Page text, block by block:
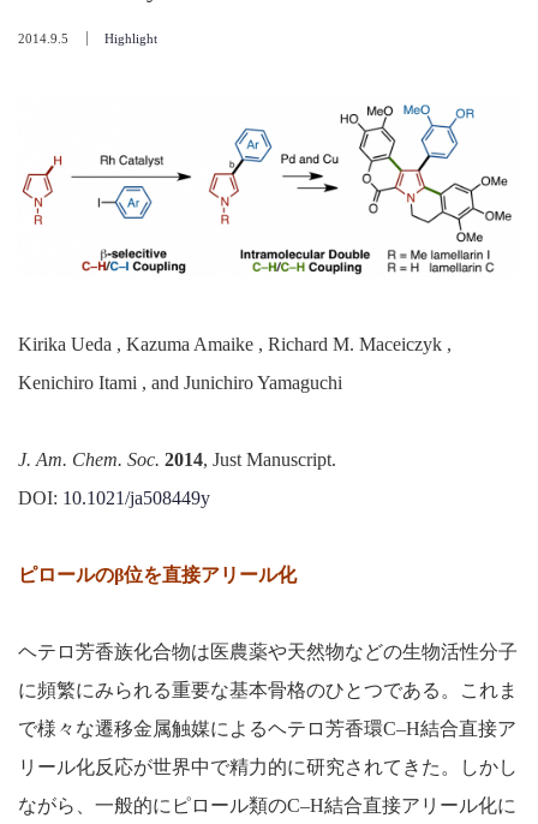
2014.9.5 Highlight
Kirika Ueda , Kazuma Amaike , Richard M. Maceiczyk ,
Kenichiro Itami , and Junichiro Yamaguchi
J. Am. Chem. Soc. 2014, Just Manuscript.
DOI: 10.1021/ja508449y
ピロールのβ位を直接アリール化
ヘテロ芳香族化合物は医農薬や天然物などの生物活性分子
に頻繁にみられる重要な基本骨格のひとつである。これま
で様々な遷移金属触媒によるヘテロ芳香環C–H結合直接ア
リール化反応が世界中で精力的に研究されてきた。しかし
ながら、一般的にピロール類のC–H結合直接アリール化に